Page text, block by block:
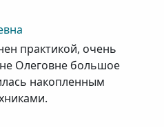
практикой, очень
Олеговне большое
накопленным